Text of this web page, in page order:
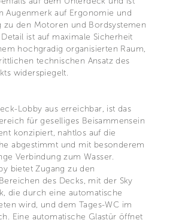
Augenmerk auf Ergonomie und
zu den Motoren und Bordsystemen
ist auf maximale Sicherheit
hochgradig organisierten Raum,
technischen Ansatz des
widerspiegelt.
Lobby aus erreichbar, ist das
für geselliges Beisammensein
konzipiert, nahtlos auf die
abgestimmt und mit besonderem
Verbindung zum Wasser.
bietet Zugang zu den
des Decks, mit der Sky
die durch eine automatische
wird, und dem Tages-WC im
Eine automatische Glastür öffnet